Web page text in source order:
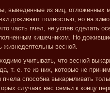
выведенные из яиц, отложенных
доживают полностью, но на
часть пчел, не успев сделать
кишечником. Но
жизнедеятельны весной.
учитывать, что весной
т. е. те из них, которые не
пчела способна выкармливать
случаях вес семьи к концу